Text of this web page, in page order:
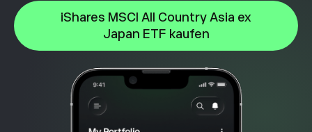
iShares MSCI All Country Asia ex
Japan ETF kaufen